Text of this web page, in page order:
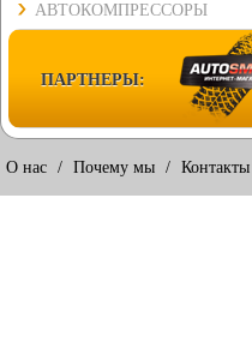
АВТОКОМПРЕССОРЫ
ПАРТНЕРЫ:
О нас / Почему мы / Контакты